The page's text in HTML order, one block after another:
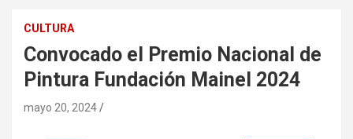
CULTURA
Convocado el Premio Nacional de
Pintura Fundación Mainel 2024
mayo 20, 2024